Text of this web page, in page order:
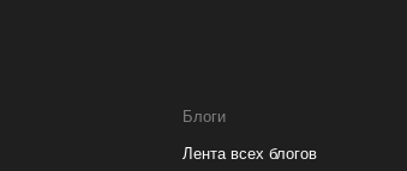
Блоги
Лента всех блогов